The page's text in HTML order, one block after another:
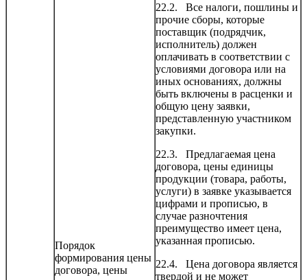
Порядок
формирования цены
договора, цены
22.2. Все налоги, пошлины и
прочие сборы, которые
поставщик (подрядчик,
исполнитель) должен
оплачивать в соответствии с
условиями договора или на
иных основаниях, должны
быть включены в расценки и
общую цену заявки,
представленную участником
закупки.
22.3. Предлагаемая цена
договора, цены единицы
продукции (товара, работы,
услуги) в заявке указывается
цифрами и прописью, в
случае разночтения
преимущество имеет цена,
указанная прописью.
22.4. Цена договора является
твердой и не может